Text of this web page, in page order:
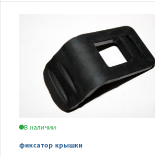
В наличии
фиксатор крышки